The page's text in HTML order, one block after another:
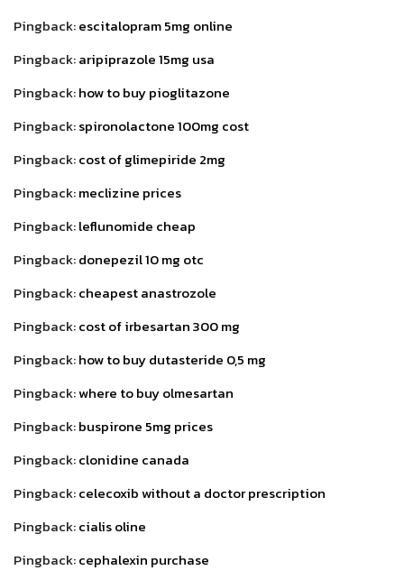
Pingback:escitalopram 5mg online
Pingback:aripiprazole 15mg usa
Pingback:how to buy pioglitazone
Pingback:spironolactone 100mg cost
Pingback:cost of glimepiride 2mg
Pingback:meclizine prices
Pingback:leflunomide cheap
Pingback:donepezil 10 mg otc
Pingback:cheapest anastrozole
Pingback:cost of irbesartan 300 mg
Pingback:how to buy dutasteride 0,5 mg
Pingback:where to buy olmesartan
Pingback:buspirone 5mg prices
Pingback:clonidine canada
Pingback:celecoxib without a doctor prescription
Pingback:cialis oline
Pingback:cephalexin purchase